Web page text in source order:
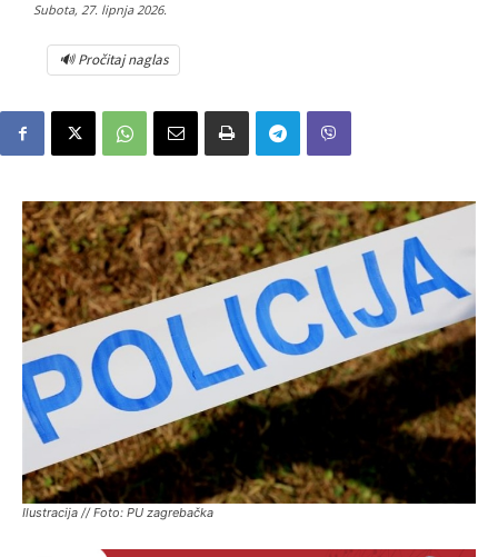
Subota, 27. lipnja 2026.
🔊 Pročitaj naglas
Ilustracija // Foto: PU zagrebačka